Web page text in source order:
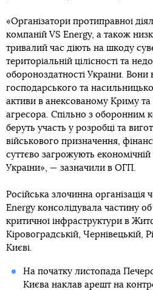
«Організатори протиправної
компаній VS Energy, а також
тривалий час діють на шкоду
територіальній цілісності та
обороноздатності України.
господарського та
активи в анексованому Криму та
агресора. Спільно з оборонним
беруть участь у розробці та
військового призначення,
суттєво загрожують економічній
України», — зазначили в ОГП.
Російська злочинна організація
Energy консолідувала частину
критичної інфраструктури в
Кіровоградській, Чернівецькій,
Києві.
На початку листопада
Києва наклав арешт на